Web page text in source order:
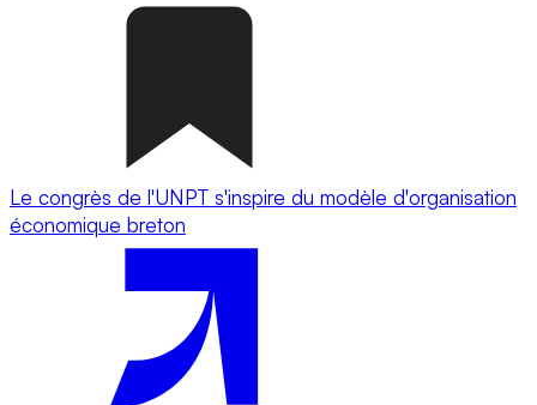
Le congrès de l'UNPT s'inspire du modèle d'organisation
économique breton